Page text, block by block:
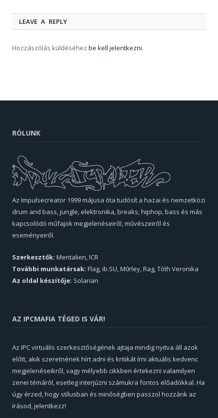
LEAVE A REPLY
Hozzászólás küldéséhez be kell jelentkezni.
RÓLUNK
Az Impulsecreator 1999 májusa óta tudósít a hazai és nemzetközi
drum and bass, jungle, elektronika, breaks, hiphop, bass és más
kapcsolódó műfajok megjelenéseiről, művészeiről és
eseményeiről.
Szerkesztők: Mentalien, ICR
További munkatársak: Flag, ib.SU, M0rley, Rag, Tóth Veronika
Az oldal készítője: Solarian
AZ IPCMAFIA TÉGED IS VÁR!
Az IPC virtuális szerkesztőségének ajtaja mindig nyitva áll azok
előtt, akik szeretnének hírt adni és kritikát írni aktuális kedvenc
megjelenéseikről, vagy mélyebb cikkben értekezni valamilyen
zenei témáról, esetleg interjúzni számukra fontos előadókkal. Ha
úgy érzed, hogy stílusban és minőségben passzol hozzánk az
írásod, jelentkezz!